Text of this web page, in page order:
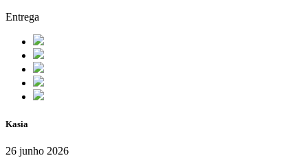
Entrega
Kasia
26 junho 2026